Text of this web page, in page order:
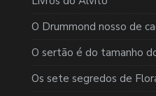
O Drummond nosso de
O sertão é do tamanho
Os sete segredos de